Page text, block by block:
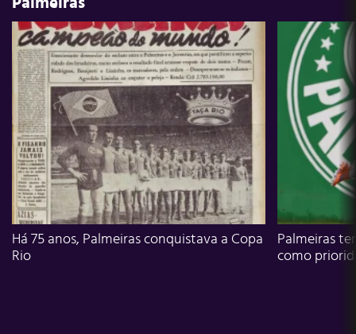
Há 75 anos, Palmeiras conquistava a Copa
Rio
Palmeiras
como